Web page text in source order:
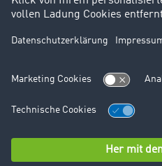
Impressum
AGB